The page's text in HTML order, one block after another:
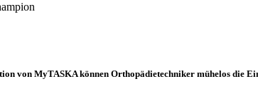
von MyTASKA können Orthopädietechniker mühelos die